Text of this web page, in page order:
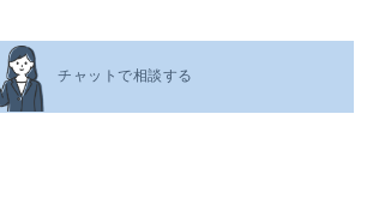
チャットで相談する